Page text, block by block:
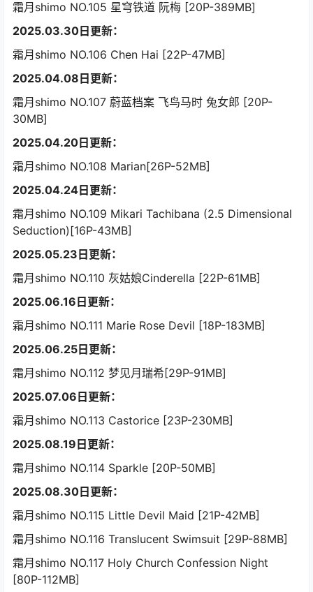
霜月shimo NO.105 星穹铁道 阮梅 [20P-389MB]
2025.03.30日更新：
霜月shimo NO.106 Chen Hai [22P-47MB]
2025.04.08日更新：
霜月shimo NO.107 蔚蓝档案 飞鸟马时 兔女郎 [20P-
30MB]
2025.04.20日更新：
霜月shimo NO.108 Marian[26P-52MB]
2025.04.24日更新：
霜月shimo NO.109 Mikari Tachibana (2.5 Dimensional
Seduction)[16P-43MB]
2025.05.23日更新：
霜月shimo NO.110 灰姑娘Cinderella [22P-61MB]
2025.06.16日更新：
霜月shimo NO.111 Marie Rose Devil [18P-183MB]
2025.06.25日更新：
霜月shimo NO.112 梦见月瑞希[29P-91MB]
2025.07.06日更新：
霜月shimo NO.113 Castorice [23P-230MB]
2025.08.19日更新：
霜月shimo NO.114 Sparkle [20P-50MB]
2025.08.30日更新：
霜月shimo NO.115 Little Devil Maid [21P-42MB]
霜月shimo NO.116 Translucent Swimsuit [29P-88MB]
霜月shimo NO.117 Holy Church Confession Night
[80P-112MB]